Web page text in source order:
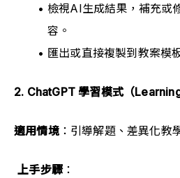
檢視AI生成結果，補充或
容。
匯出或直接複製到教案模
2. ChatGPT 學習模式（
適用情境：引導解題、差異化教
上手步驟：